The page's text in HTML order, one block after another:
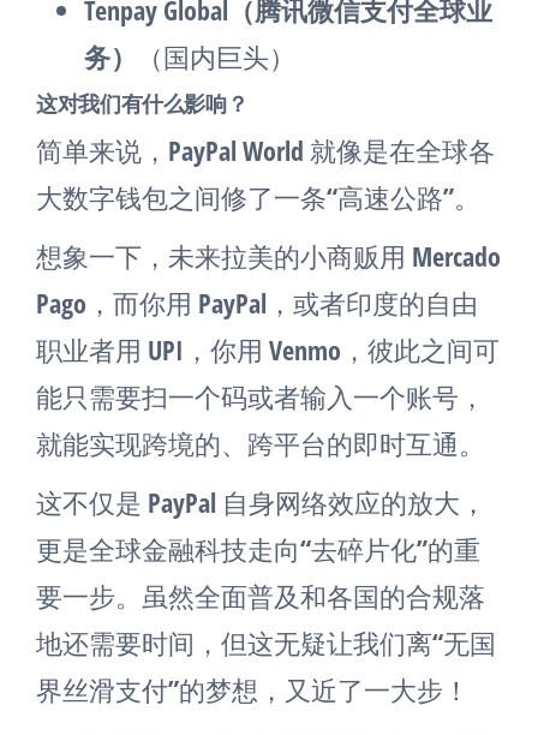
Tenpay Global（腾讯微信支付全球业
务）
（国内巨头）
这对我们有什么影响？
简单来说，PayPal World 就像是在全球各
大数字钱包之间修了一条“高速公路”。
想象一下，未来拉美的小商贩用 Mercado
Pago，而你用 PayPal，或者印度的自由
职业者用 UPI，你用 Venmo，彼此之间可
能只需要扫一个码或者输入一个账号，
就能实现跨境的、跨平台的即时互通。
这不仅是 PayPal 自身网络效应的放大，
更是全球金融科技走向“去碎片化”的重
要一步。虽然全面普及和各国的合规落
地还需要时间，但这无疑让我们离“无国
界丝滑支付”的梦想，又近了一大步！